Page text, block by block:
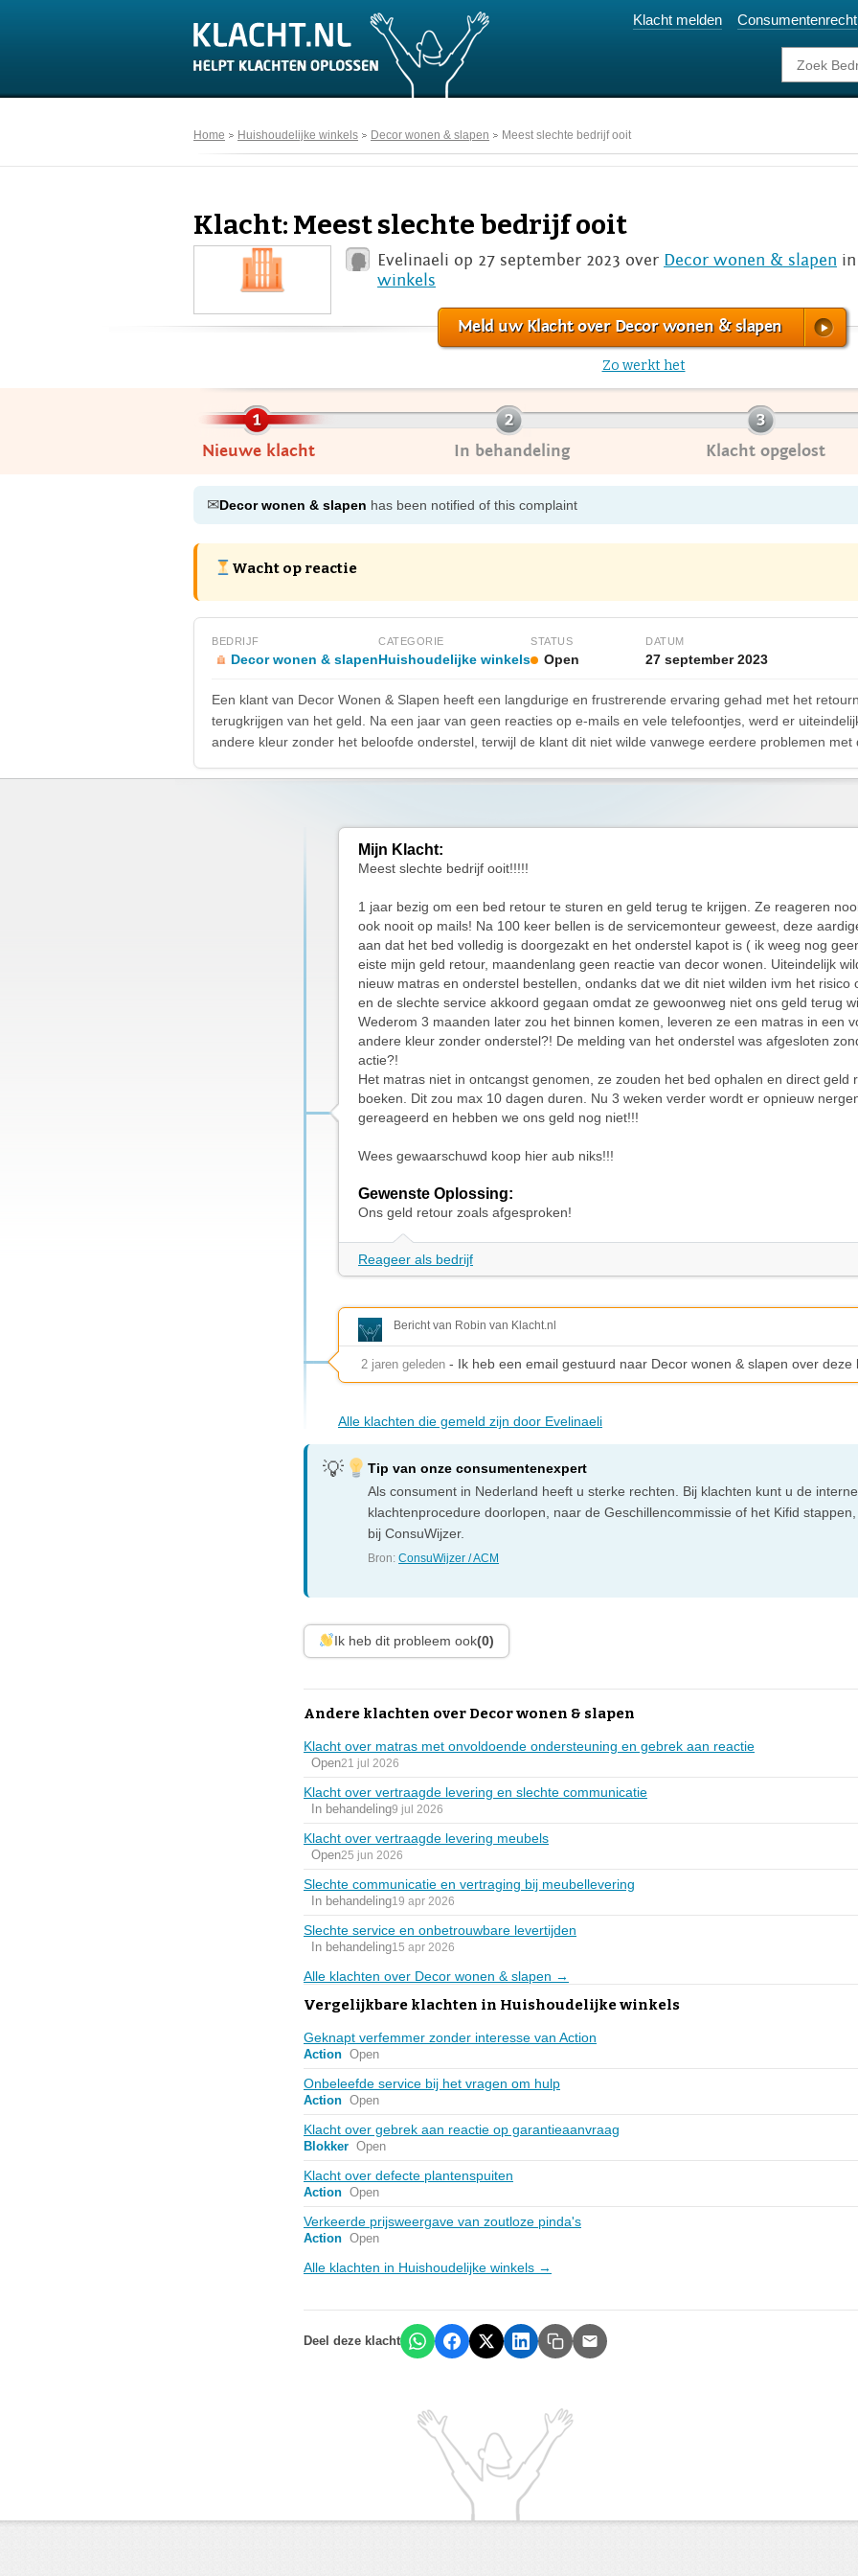
Klacht melden Consumentenrecht
Home Huishoudelijke winkels Decor wonen & slapen Meest slechte bedrijf ooit
Klacht: Meest slechte bedrijf ooit
Evelinaeli op 27 september 2023 over Decor wonen & slapen
winkels
Meld uw Klacht over Decor wonen & slapen
Zo werkt het
Nieuwe klacht In behandeling Klacht opgelost
✉Decor wonen & slapen has been notified of this complaint
Wacht op reactie
BEDRIJF
Decor wonen & slapen
CATEGORIE
Huishoudelijke winkels
STATUS
Open
DATUM
27 september 2023
Een klant van Decor Wonen & Slapen heeft een langdurige en frustrerende ervaring gehad met het
terugkrijgen van het geld. Na een jaar van geen reacties op e-mails en vele telefoontjes, werd er
andere kleur zonder het beloofde onderstel, terwijl de klant dit niet wilde vanwege eerdere problemen met
Mijn Klacht:
Meest slechte bedrijf ooit!!!!!
1 jaar bezig om een bed retour te sturen en geld terug te krijgen. Ze reageren
ook nooit op mails! Na 100 keer bellen is de servicemonteur geweest, deze
aan dat het bed volledig is doorgezakt en het onderstel kapot is ( ik weeg nog
eiste mijn geld retour, maandenlang geen reactie van decor wonen. Uiteindelijk
nieuw matras en onderstel bestellen, ondanks dat we dit niet wilden ivm het risico
en de slechte service akkoord gegaan omdat ze gewoonweg niet ons geld terug
Wederom 3 maanden later zou het binnen komen, leveren ze een matras in een
andere kleur zonder onderstel?! De melding van het onderstel was afgesloten
actie?!
Het matras niet in ontcangst genomen, ze zouden het bed ophalen en direct geld
boeken. Dit zou max 10 dagen duren. Nu 3 weken verder wordt er opnieuw
gereageerd en hebben we ons geld nog niet!!!
Wees gewaarschuwd koop hier aub niks!!!
Gewenste Oplossing:
Ons geld retour zoals afgesproken!
Reageer als bedrijf
Bericht van Robin van Klacht.nl
2 jaren geleden - Ik heb een email gestuurd naar Decor wonen & slapen over deze
Alle klachten die gemeld zijn door Evelinaeli
Tip van onze consumentenexpert
Als consument in Nederland heeft u sterke rechten. Bij klachten kunt u de interne
klachtenprocedure doorlopen, naar de Geschillencommissie of het Kifid
bij ConsuWijzer.
Bron:ConsuWijzer / ACM
Ik heb dit probleem ook(0)
Andere klachten over Decor wonen & slapen
Klacht over matras met onvoldoende ondersteuning en gebrek aan reactie
Open21 jul 2026
Klacht over vertraagde levering en slechte communicatie
In behandeling9 jul 2026
Klacht over vertraagde levering meubels
Open25 jun 2026
Slechte communicatie en vertraging bij meubellevering
In behandeling19 apr 2026
Slechte service en onbetrouwbare levertijden
In behandeling15 apr 2026
Alle klachten over Decor wonen & slapen →
Vergelijkbare klachten in Huishoudelijke winkels
Geknapt verfemmer zonder interesse van Action
Action Open
Onbeleefde service bij het vragen om hulp
Action Open
Klacht over gebrek aan reactie op garantieaanvraag
Blokker Open
Klacht over defecte plantenspuiten
Action Open
Verkeerde prijsweergave van zoutloze pinda's
Action Open
Alle klachten in Huishoudelijke winkels →
Deel deze klacht